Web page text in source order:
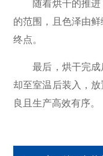
随着烘干的推进，
的范围，且色泽由
终点。
最后，烘干完成后
却至室温后装入，
良且生产高效有序。